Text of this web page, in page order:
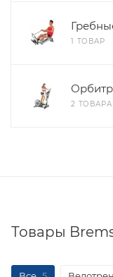
1 ТОВАР
2 ТОВАРА
Товары